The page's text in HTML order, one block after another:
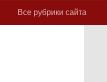
Все рубрики сайта